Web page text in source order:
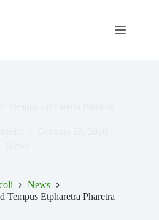
News
Tempus Etpharetra Pharetra